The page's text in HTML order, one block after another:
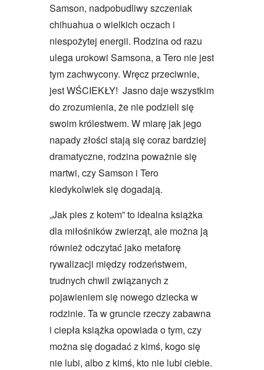
Samson, nadpobudliwy szczeniak
chihuahua o wielkich oczach i
niespożytej energii. Rodzina od razu
ulega urokowi Samsona, a Tero nie jest
tym zachwycony. Wręcz przeciwnie,
jest WŚCIEKŁY! Jasno daje wszystkim
do zrozumienia, że ​​nie podzieli się
swoim królestwem. W miarę jak jego
napady złości stają się coraz bardziej
dramatyczne, rodzina poważnie się
martwi, czy Samson i Tero
kiedykolwiek się dogadają.
„Jak pies z kotem” to idealna książka
dla miłośników zwierząt, ale można ją
również odczytać jako metaforę
rywalizacji między rodzeństwem,
trudnych chwil związanych z
pojawieniem się nowego dziecka w
rodzinie. Ta w gruncie rzeczy zabawna
i ciepła książka opowiada o tym, czy
można się dogadać z kimś, kogo się
nie lubi, albo z kimś, kto nie lubi ciebie.